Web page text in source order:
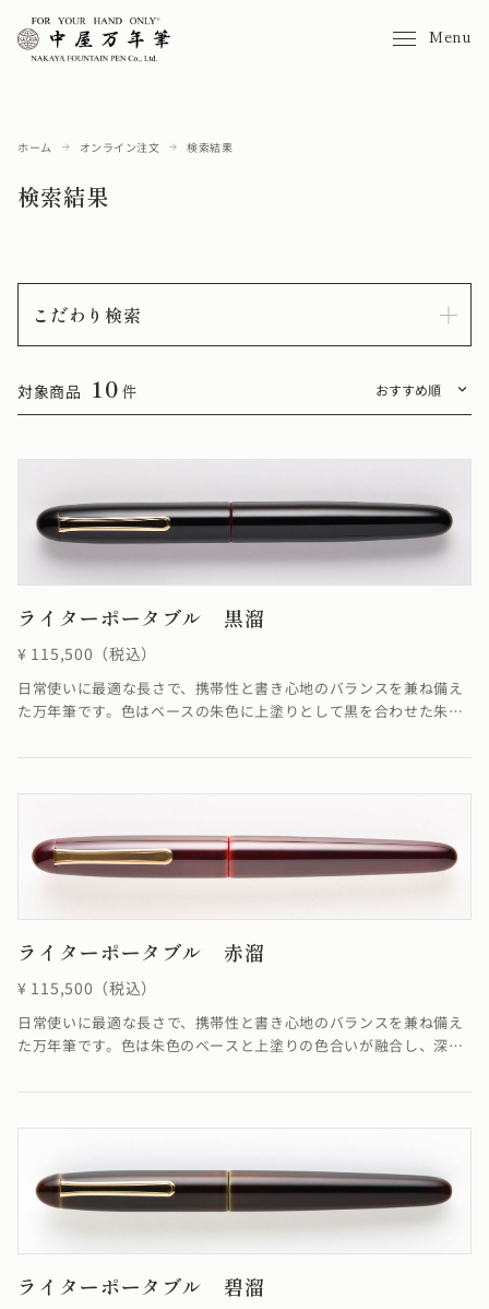
Menu
ホーム オンライン注文 検索結果
検索結果
こだわり検索
対象商品 10 件
ライターポータブル 黒溜
¥ 115,500（税込）
日常使いに最適な長さで、携帯性と書き心地のバランスを兼ね備え
た万年筆です。色はベースの朱色に上塗りとして黒を合わせた朱合
醸し出した仕上がりになっています。
ライターポータブル 赤溜
¥ 115,500（税込）
日常使いに最適な長さで、携帯性と書き心地のバランスを兼ね備え
た万年筆です。色は朱色のベースと上塗りの色合いが融合し、深く
め、仕上がりの色合いが若干異なる場合がございます≫
ライターポータブル 碧溜